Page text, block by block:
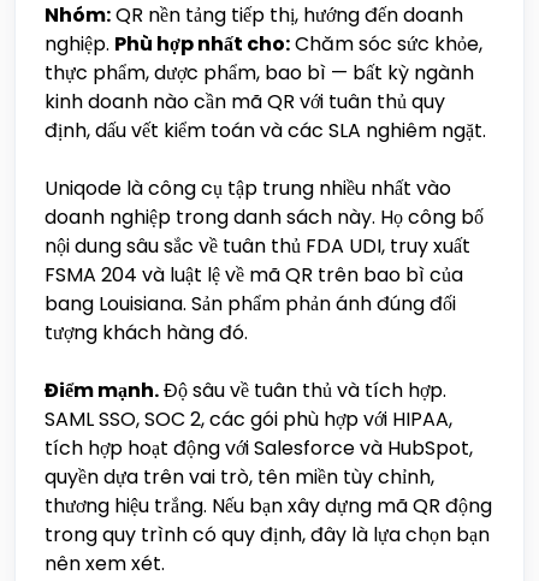
Nhóm:QR nền tảng tiếp thị, hướng đến doanh
nghiệp. Phù hợp nhất cho:Chăm sóc sức khỏe,
thực phẩm, dược phẩm, bao bì — bất kỳ ngành
kinh doanh nào cần mã QR với tuân thủ quy
định, dấu vết kiểm toán và các SLA nghiêm ngặt.
Uniqode là công cụ tập trung nhiều nhất vào
doanh nghiệp trong danh sách này. Họ công bố
nội dung sâu sắc về tuân thủ FDA UDI, truy xuất
FSMA 204 và luật lệ về mã QR trên bao bì của
bang Louisiana. Sản phẩm phản ánh đúng đối
tượng khách hàng đó.
Điểm mạnh.Độ sâu về tuân thủ và tích hợp.
SAML SSO, SOC 2, các gói phù hợp với HIPAA,
tích hợp hoạt động với Salesforce và HubSpot,
quyền dựa trên vai trò, tên miền tùy chỉnh,
thương hiệu trắng. Nếu bạn xây dựng mã QR động
trong quy trình có quy định, đây là lựa chọn bạn
nên xem xét.